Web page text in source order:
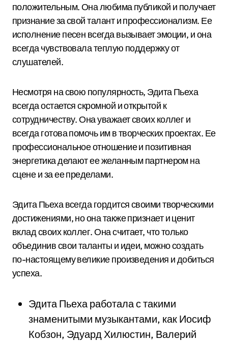
положительным. Она любима публикой и получает
признание за свой талант и профессионализм. Ее
исполнение песен всегда вызывает эмоции, и она
всегда чувствовала теплую поддержку от
слушателей.
Несмотря на свою популярность, Эдита Пьеха
всегда остается скромной и открытой к
сотрудничеству. Она уважает своих коллег и
всегда готова помочь им в творческих проектах. Ее
профессиональное отношение и позитивная
энергетика делают ее желанным партнером на
сцене и за ее пределами.
Эдита Пьеха всегда гордится своими творческими
достижениями, но она также признает и ценит
вклад своих коллег. Она считает, что только
объединив свои таланты и идеи, можно создать
по-настоящему великие произведения и добиться
успеха.
Эдита Пьеха работала с такими
знаменитыми музыкантами, как Иосиф
Кобзон, Эдуард Хилюстин, Валерий